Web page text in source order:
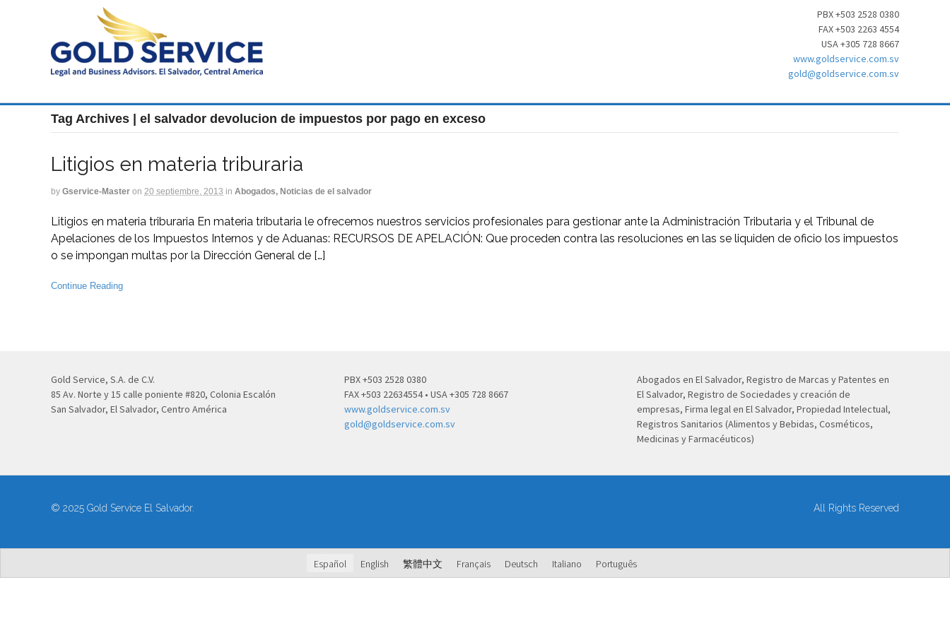
PBX +503 2528 0380
FAX +503 2263 4554
USA +305 728 8667
www.goldservice.com.sv
gold@goldservice.com.sv
Tag Archives | el salvador devolucion de impuestos por pago en exceso
Litigios en materia triburaria
by Gservice-Master on 20 septiembre, 2013 in Abogados, Noticias de el salvador
Litigios en materia triburaria En materia tributaria le ofrecemos nuestros servicios profesionales para gestionar ante la Administración Tributaria y el Tribunal de
Apelaciones de los Impuestos Internos y de Aduanas: RECURSOS DE APELACIÓN: Que proceden contra las resoluciones en las se liquiden de oficio los impuestos
o se impongan multas por la Dirección General de […]
Continue Reading
Gold Service, S.A. de C.V.
85 Av. Norte y 15 calle poniente #820, Colonia Escalón
San Salvador, El Salvador, Centro América
PBX +503 2528 0380
FAX +503 22634554 • USA +305 728 8667
www.goldservice.com.sv
gold@goldservice.com.sv
Abogados en El Salvador, Registro de Marcas y Patentes en
El Salvador, Registro de Sociedades y creación de
empresas, Firma legal en El Salvador, Propiedad Intelectual,
Registros Sanitarios (Alimentos y Bebidas, Cosméticos,
Medicinas y Farmacéuticos)
© 2025 Gold Service El Salvador. All Rights Reserved
Español English 繁體中文 Français Deutsch Italiano Português